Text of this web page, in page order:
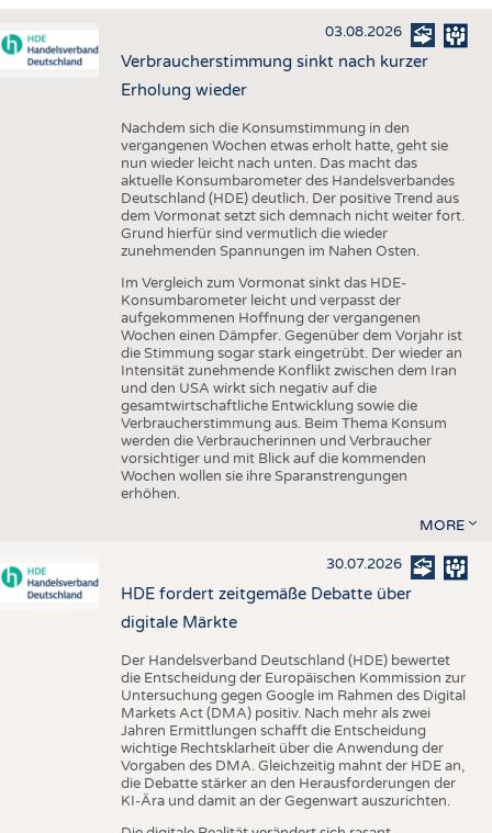
HAUS- UND HEIMTEXTILIEN
BEKLEIDUNG
AUSSCHREIBUNGEN
DTV AUSSCHREIBUNGSDIENST
STATISTICS
ADRESSEN & LINKS
PUBLIKATIONEN
TERMINE
BRANCHENTERMINE
03.08.2026
Verbraucherstimmung sinkt nach kurzer
Erholung wieder
Nachdem sich die Konsumstimmung in den
vergangenen Wochen etwas erholt hatte, geht sie
nun wieder leicht nach unten. Das macht das
aktuelle Konsumbarometer des Handelsverbandes
Deutschland (HDE) deutlich. Der positive Trend aus
dem Vormonat setzt sich demnach nicht weiter fort.
Grund hierfür sind vermutlich die wieder
zunehmenden Spannungen im Nahen Osten.
Im Vergleich zum Vormonat sinkt das HDE-
Konsumbarometer leicht und verpasst der
aufgekommenen Hoffnung der vergangenen
Wochen einen Dämpfer. Gegenüber dem Vorjahr ist
die Stimmung sogar stark eingetrübt. Der wieder an
Intensität zunehmende Konflikt zwischen dem Iran
und den USA wirkt sich negativ auf die
gesamtwirtschaftliche Entwicklung sowie die
Verbraucherstimmung aus. Beim Thema Konsum
werden die Verbraucherinnen und Verbraucher
vorsichtiger und mit Blick auf die kommenden
Wochen wollen sie ihre Sparanstrengungen
erhöhen.
MORE
30.07.2026
HDE fordert zeitgemäße Debatte über
digitale Märkte
Der Handelsverband Deutschland (HDE) bewertet
die Entscheidung der Europäischen Kommission zur
Untersuchung gegen Google im Rahmen des Digital
Markets Act (DMA) positiv. Nach mehr als zwei
Jahren Ermittlungen schafft die Entscheidung
wichtige Rechtsklarheit über die Anwendung der
Vorgaben des DMA. Gleichzeitig mahnt der HDE an,
die Debatte stärker an den Herausforderungen der
KI-Ära und damit an der Gegenwart auszurichten.